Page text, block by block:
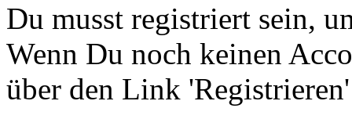
Du musst registriert sein,
Wenn Du noch keinen
über den Link